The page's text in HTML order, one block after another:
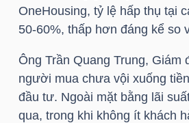
OneHousing, tỷ lệ hấp thụ tại
50-60%, thấp hơn đáng kể so
Ông Trần Quang Trung, Giám
người mua chưa vội xuống
đầu tư. Ngoài mặt bằng lãi
qua, trong khi không ít khách